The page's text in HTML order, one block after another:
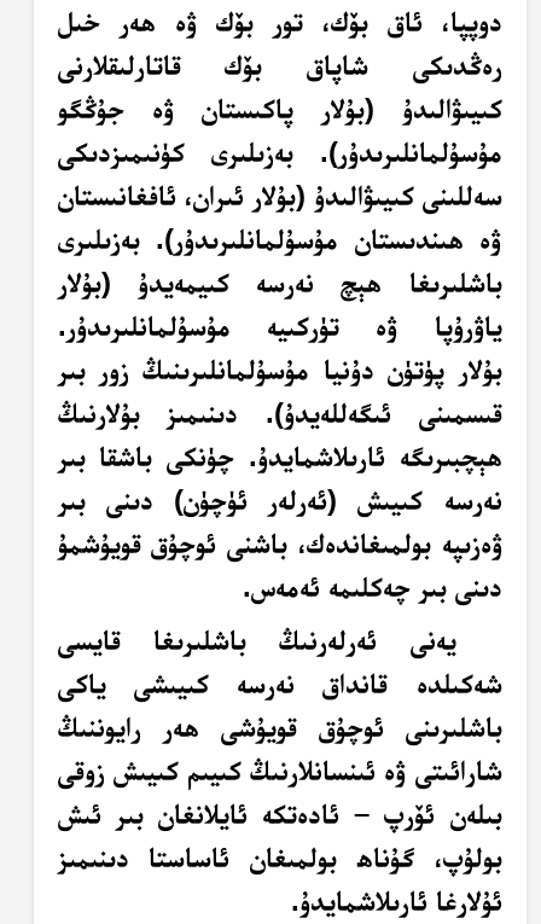
دوپپا، ئاق بۆك، تور بۆك ۋە ھەر خىل
رەڭدىكى شاپاق بۆك قاتارلىقلارنى
كىيىۋالىدۇ (بۇلار پاكىستان ۋە جۇڭگو
مۇسۇلمانلىرىدۇر). بەزىلىرى كۈنىمىزدىكى
سەللىنى كىيىۋالىدۇ (بۇلار ئىران، ئافغانىستان
ۋە ھىندىستان مۇسۇلمانلىرىدۇر). بەزىلىرى
باشلىرىغا ھېچ نەرسە كىيمەيدۇ (بۇلار
ياۋرۇپا ۋە تۈركىيە مۇسۇلمانلىرىدۇر.
بۇلار پۈتۈن دۇنيا مۇسۇلمانلىرىنىڭ زور بىر
قىسمىنى ئىگەللەيدۇ). دىنىمىز بۇلارنىڭ
ھېچبىرىگە ئارىلاشمايدۇ. چۈنكى باشقا بىر
نەرسە كىيىش (ئەرلەر ئۈچۈن) دىنى بىر
ۋەزىپە بولمىغاندەك، باشنى ئوچۇق قويۇشمۇ
دىنى بىر چەكلىمە ئەمەس.
يەنى ئەرلەرنىڭ باشلىرىغا قايسى
شەكىلدە قانداق نەرسە كىيىشى ياكى
باشلىرىنى ئوچۇق قويۇشى ھەر رايوننىڭ
شارائىتى ۋە ئىنسانلارنىڭ كىيىم كىيىش زوقى
بىلەن ئۆرپ – ئادەتكە ئايلانغان بىر ئىش
بولۇپ، گۇناھ بولمىغان ئاساستا دىنىمىز
ئۇلارغا ئارىلاشمايدۇ.